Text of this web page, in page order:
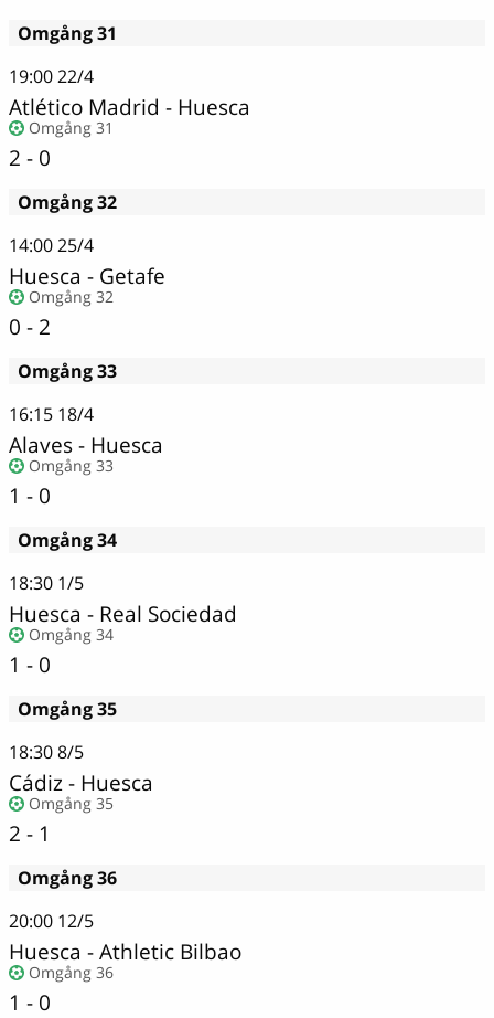
Omgång 31
19:0022/4
Atlético Madrid - Huesca
Omgång 31
2 - 0
Omgång 32
14:0025/4
Huesca - Getafe
Omgång 32
0 - 2
Omgång 33
16:15 18/4
Alaves- Huesca
Omgång 33
1 - 0
Omgång 34
18:30 1/5
Huesca - Real Sociedad
Omgång 34
1 - 0
Omgång 35
18:308/5
Cádiz- Huesca
Omgång 35
2 - 1
Omgång 36
20:00 12/5
Huesca -Athletic Bilbao
Omgång 36
1 - 0